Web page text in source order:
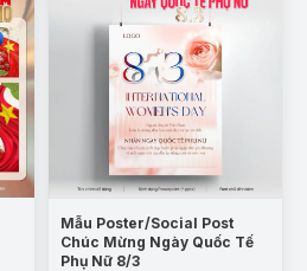
Mẫu Poster/Social Post
Chúc Mừng Ngày Quốc Tế
Phụ Nữ 8/3